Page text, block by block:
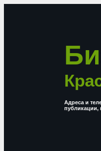
Адреса и
публикации,